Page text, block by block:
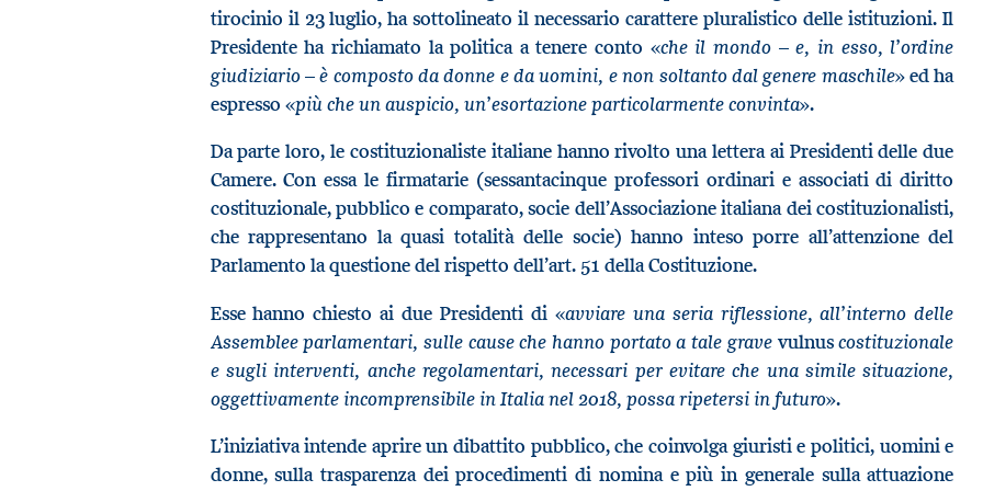
tirocinio il 23 luglio, ha sottolineato il necessario carattere pluralistico delle istituzioni. Il
Presidente ha richiamato la politica a tenere conto «che il mondo – e, in esso, l’ordine
giudiziario – è composto da donne e da uomini, e non soltanto dal genere maschile» ed ha
espresso «più che un auspicio, un’esortazione particolarmente convinta».
Da parte loro, le costituzionaliste italiane hanno rivolto una lettera ai Presidenti delle due
Camere. Con essa le firmatarie (sessantacinque professori ordinari e associati di diritto
costituzionale, pubblico e comparato, socie dell’Associazione italiana dei costituzionalisti,
che rappresentano la quasi totalità delle socie) hanno inteso porre all’attenzione del
Parlamento la questione del rispetto dell’art. 51 della Costituzione.
Esse hanno chiesto ai due Presidenti di «avviare una seria riflessione, all’interno delle
Assemblee parlamentari, sulle cause che hanno portato a tale grave vulnuscostituzionale
e sugli interventi, anche regolamentari, necessari per evitare che una simile situazione,
oggettivamente incomprensibile in Italia nel 2018, possa ripetersi in futuro».
L’iniziativa intende aprire un dibattito pubblico, che coinvolga giuristi e politici, uomini e
donne, sulla trasparenza dei procedimenti di nomina e più in generale sulla attuazione